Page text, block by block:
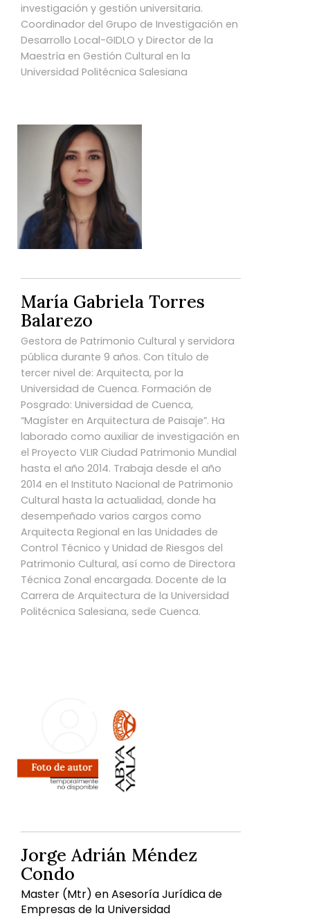
investigación y gestión universitaria.
Coordinador del Grupo de Investigación en
Desarrollo Local-GIDLO y Director de la
Maestría en Gestión Cultural en la
Universidad Politécnica Salesiana
María Gabriela Torres
Balarezo
Gestora de Patrimonio Cultural y servidora
pública durante 9 años. Con título de
tercer nivel de: Arquitecta, por la
Universidad de Cuenca. Formación de
Posgrado: Universidad de Cuenca,
“Magíster en Arquitectura de Paisaje”. Ha
laborado como auxiliar de investigación en
el Proyecto VLIR Ciudad Patrimonio Mundial
hasta el año 2014. Trabaja desde el año
2014 en el Instituto Nacional de Patrimonio
Cultural hasta la actualidad, donde ha
desempeñado varios cargos como
Arquitecta Regional en las Unidades de
Control Técnico y Unidad de Riesgos del
Patrimonio Cultural, así como de Directora
Técnica Zonal encargada. Docente de la
Carrera de Arquitectura de la Universidad
Politécnica Salesiana, sede Cuenca.
Jorge Adrián Méndez
Condo
Master (Mtr) en Asesoría Jurídica de
Empresas de la Universidad